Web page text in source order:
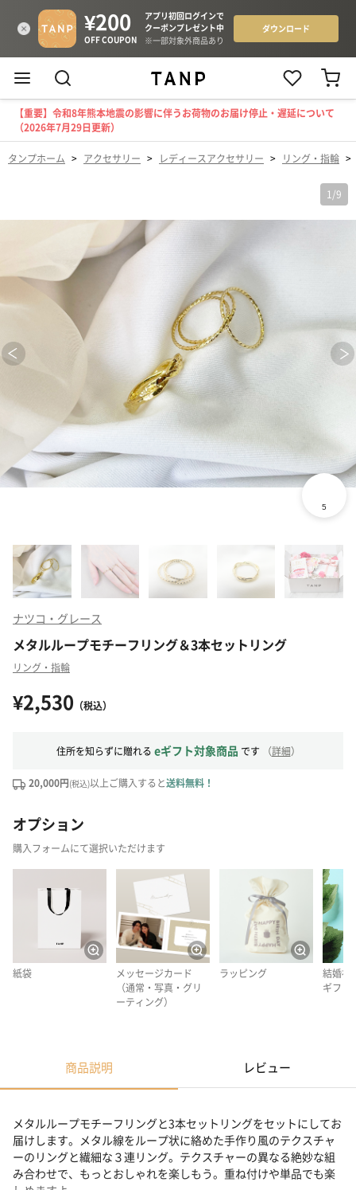
【重要】令和8年熊本地震の影響に伴うお荷物のお届け停止・遅延について
（2026年7月29日更新）
タンプホーム > アクセサリー > レディースアクセサリー > リング・指輪 >
1 /9
ナツコ・グレース
メタルループモチーフリング＆3本セットリング
リング・指輪
¥2,530 （税込）
住所を知らずに贈れる eギフト対象商品 です （詳細）
20,000円(税込)以上ご購入すると送料無料！
オプション
購入フォームにて選択いただけます
紙袋
メッセージカード
（通常・写真・グリ
ーティング）
ラッピング
結婚祝
ギフト
商品説明 レビュー
メタルループモチーフリングと3本セットリングをセットにしてお
届けします。メタル線をループ状に絡めた手作り風のテクスチャ
ーのリングと繊細な３連リング。テクスチャーの異なる絶妙な組
み合わせで、もっとおしゃれを楽しもう。重ね付けや単品でも楽